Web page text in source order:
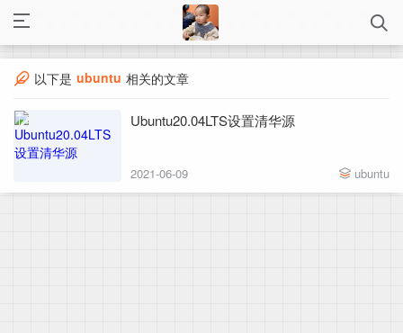
以下是 ubuntu 相关的文章
Ubuntu20.04LTS设置清华源
2021-06-09 ubuntu